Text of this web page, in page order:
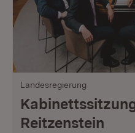
Landesregierung
Reitzenstein